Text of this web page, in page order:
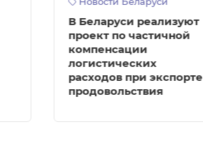
В Беларуси реализуют
проект по частичной
компенсации
логистических
расходов при экспорте
продовольствия